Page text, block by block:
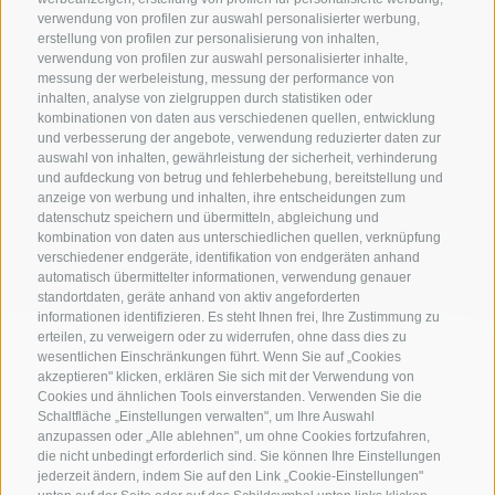
verwendung von profilen zur auswahl personalisierter werbung,
erstellung von profilen zur personalisierung von inhalten,
verwendung von profilen zur auswahl personalisierter inhalte,
messung der werbeleistung, messung der performance von
inhalten, analyse von zielgruppen durch statistiken oder
kombinationen von daten aus verschiedenen quellen, entwicklung
und verbesserung der angebote, verwendung reduzierter daten zur
auswahl von inhalten, gewährleistung der sicherheit, verhinderung
und aufdeckung von betrug und fehlerbehebung, bereitstellung und
anzeige von werbung und inhalten, ihre entscheidungen zum
datenschutz speichern und übermitteln, abgleichung und
kombination von daten aus unterschiedlichen quellen, verknüpfung
verschiedener endgeräte, identifikation von endgeräten anhand
automatisch übermittelter informationen, verwendung genauer
standortdaten, geräte anhand von aktiv angeforderten
informationen identifizieren. Es steht Ihnen frei, Ihre Zustimmung zu
erteilen, zu verweigern oder zu widerrufen, ohne dass dies zu
wesentlichen Einschränkungen führt. Wenn Sie auf „Cookies
akzeptieren" klicken, erklären Sie sich mit der Verwendung von
Cookies und ähnlichen Tools einverstanden. Verwenden Sie die
Schaltfläche „Einstellungen verwalten", um Ihre Auswahl
anzupassen oder „Alle ablehnen", um ohne Cookies fortzufahren,
die nicht unbedingt erforderlich sind. Sie können Ihre Einstellungen
jederzeit ändern, indem Sie auf den Link „Cookie-Einstellungen"
NUR ONLINE BUCHBARE BETRIEBE
Suche starten
zur kompletten Unterkunftsliste